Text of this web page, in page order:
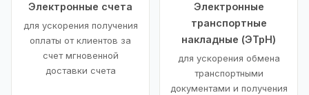
Электронные счета
для ускорения получения
оплаты от клиентов за
счет мгновенной
доставки счета
Электронные
транспортные
накладные (ЭТрН)
для ускорения обмена
транспортными
документами и получения